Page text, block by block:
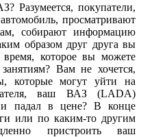
Разумеется, покупатели,
просматривают
собирают информацию
образом друг друга вы
которое вы можете
Вам не хочется,
которые могут уйти на
ваш ВАЗ (LADA)
и падал в цене? В конце
или по каким-то другим
пристроить ваш